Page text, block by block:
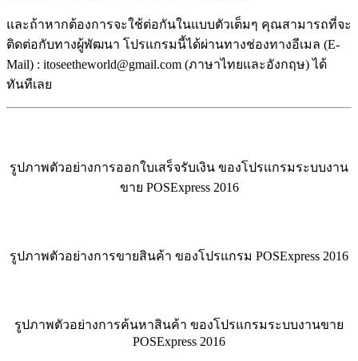
และถ้าหากต้องการจะใช้ต่อกันในแบบตัวเต็มๆ คุณสามารถที่จะ
ติดต่อกับทางผู้พัฒนา โปรแกรมนี้ได้ผ่านทางช่องทางอีเมล (E-
Mail) : itoseetheworld@gmail.com (ภาษาไทยและอังกฤษ) ได้
ทันทีเลย
รูปภาพตัวอย่างการออกใบเสร็จรับเงิน ของโปรแกรมระบบงาน
ขาย POSExpress 2016
รูปภาพตัวอย่างการขายสินค้า ของโปรแกรม POSExpress 2016
รูปภาพตัวอย่างการค้นหาสินค้า ของโปรแกรมระบบงานขาย
POSExpress 2016